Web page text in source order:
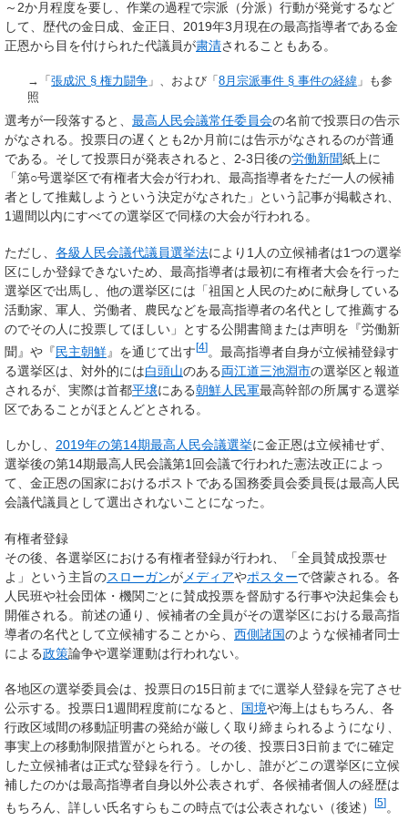
～2か月程度を要し、 作業の過程で宗派（分派）行動が発覚するなど
して、歴代の金日成、金正日、2019年3月現在の最高指導者である金
正恩から目を付けられた代議員が粛清されることもある。
→「張成沢 § 権力闘争 」、および「8月宗派事件 § 事件の経緯 」も参
照
選考が一段落すると、 最高人民会議常任委員会の名前で投票日の告示
がなされる。投票日の遅くとも2か月前には告示がなされるのが普通
である。そして投票日が発表されると、2-3日後の労働新聞紙上に
「第○号選挙区で有権者大会が行われ、最高指導者をただ一人の候補
者として推戴しようという決定がなされた」という記事が掲載され、
1週間以内にすべての選挙区で同様の大会が行われる。
ただし、 各級人民会議代議員選挙法により1人の立候補者は1つの選挙
区にしか登録できないため、最高指導者は最初に有権者大会を行った
選挙区で出馬し、他の選挙区には 「祖国と人民のために献身している
活動家、軍人、労働者、農民などを最高指導者の名代として推薦する
のでその人に投票してほしい」
とする公開書簡または声明を『労働新
聞』や『民主朝鮮』を通じて出す[4]。最高指導者自身が立候補登録す
る選挙区は、対外的には白頭山のある両江道三池淵市の選挙区と報道
されるが、実際は首都平壌にある朝鮮人民軍最高幹部の所属する選挙
区であることがほとんどとされる。
しかし、 2019年の第14期最高人民会議選挙に金正恩は立候補せず、
選挙後の第14期最高人民会議第1回会議で行われた憲法改正によっ
て、金正恩の国家におけるポストである国務委員会委員長は最高人民
会議代議員として選出されないことになった。
有権者登録
その後、各選挙区における有権者登録が行われ、
「全員賛成投票せ
よ」
という主旨のスローガンが メディアやポスターで啓蒙される。各
人民班や社会団体・機関ごとに賛成投票を督励する行事や決起集会も
開催される。前述の通り、候補者の全員がその選挙区における最高指
導者の名代として立候補することから、 西側諸国のような候補者同士
による政策論争や選挙運動は行われない。
各地区の選挙委員会は、投票日の15日前までに選挙人登録を完了させ
公示する。投票日1週間程度前になると、 国境や海上はもちろん、各
行政区域間の移動証明書の発給が厳しく取り締まられるようになり、
事実上の移動制限措置がとられる。その後、投票日3日前までに確定
した立候補者は正式な登録を行う。しかし、誰がどこの選挙区に立候
補したのかは最高指導者自身以外公表されず、各候補者個人の経歴は
もちろん、詳しい氏名すらもこの時点では公表されない（後述）
[5] 。